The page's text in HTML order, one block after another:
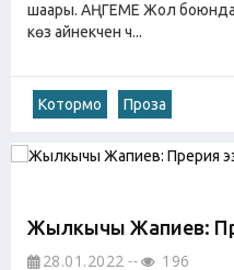
шаары. АҢГЕМЕ Жол боюнда
көз айнекчен ч...
Котормо Проза
Жылкычы Жапиев:
28.01.2022 196